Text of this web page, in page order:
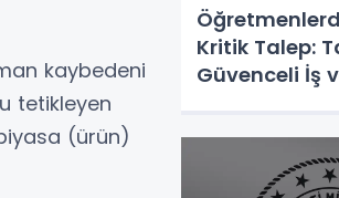
kaybedeni
tetikleyen
(ürün)
Kritik Talep:
Güvenceli İş